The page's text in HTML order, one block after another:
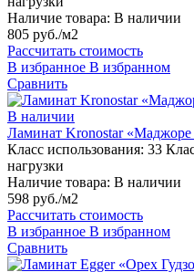
Наличие товара: В наличии
805 руб./м2
Рассчитать стоимость
В избранное В избранном
Сравнить
В наличии
Ламинат Kronostar «Маджоре
Класс использования: 33
нагрузки
Наличие товара: В наличии
598 руб./м2
Рассчитать стоимость
В избранное В избранном
Сравнить